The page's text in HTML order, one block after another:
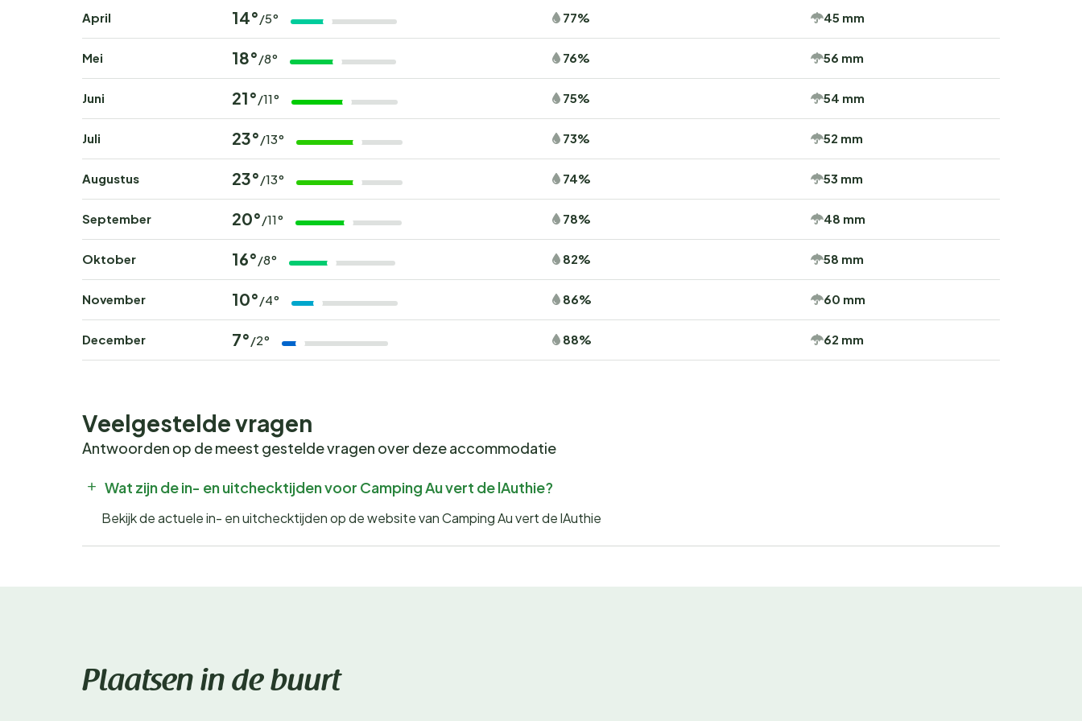
April 14° /5° 77% 45 mm
Mei 18° /8° 76% 56 mm
Juni 21° /11° 75% 54 mm
Juli 23° /13° 73% 52 mm
Augustus 23° /13° 74% 53 mm
September 20° /11° 78% 48 mm
Oktober 16° /8° 82% 58 mm
November 10° /4° 86% 60 mm
December 7° /2° 88% 62 mm
Veelgestelde vragen
Antwoorden op de meest gestelde vragen over deze accommodatie
Wat zijn de in- en uitchecktijden voor Camping Au vert de lAuthie?
Bekijk de actuele in- en uitchecktijden op de website van Camping Au vert de lAuthie
Plaatsen in de buurt